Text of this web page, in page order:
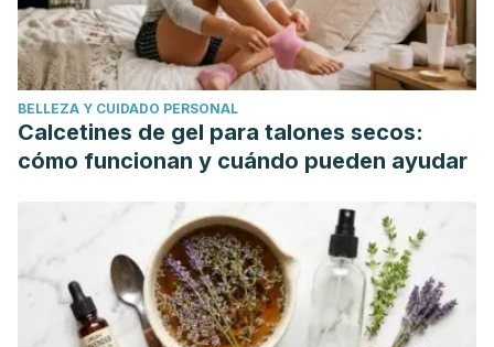
01-04.https://www.semanticscholar.org/paper/Study-of-
phytochemical-analysis-and-antioxidant-of-Kaliyaperumal-
Radhika/4ab12d2a1c30b0e41ac2c3a45fad09c4219837e3
Mitsou, E. K., Kougia, E., Nomikos, T., Yannakoulia, M.,
Mountzouris, K. C., & Kyriacou, A. (2011). Effect of banana
Anaerobe, 17(6), 384-387.
https://pubmed.ncbi.nlm.nih.gov/21524710/
Mohd Ali, M., Hashim, N., Abd Aziz, S., & Lasekan, O. (2020).
Pineapple (Ananas comosus): A comprehensive review of
nutritional values, volatile compounds, health benefits, and
BELLEZA Y CUIDADO PERSONAL
Calcetines de gel para talones secos:
cómo funcionan y cuándo pueden ayudar